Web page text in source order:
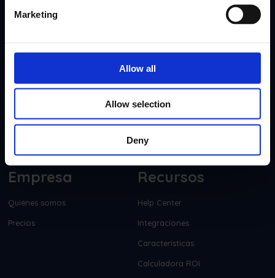
Marketing
Allow all
Allow selection
Deny
Motividad Plantilla
Empresa
Quiénes somos
Precios
Recursos
Help Center
Integraciones
Características
Calculadora ROI